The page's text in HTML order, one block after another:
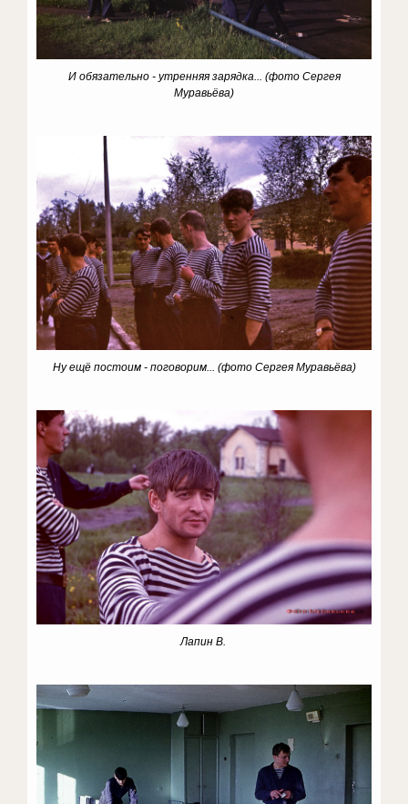
И обязательно - утренняя зарядка... (фото Сергея
Муравьёва)
Ну ещё постоим - поговорим... (фото Сергея Муравьёва)
Лапин В.